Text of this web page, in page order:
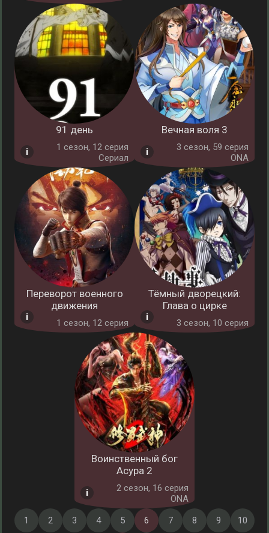
91 день
1 cезон, 12 серия
Сериал
Вечная воля 3
3 cезон, 59 серия
ONA
Переворот военного
движения
1 cезон, 12 серия
Тёмный дворецкий:
Глава о цирке
3 cезон, 10 серия
Воинственный бог
Асура 2
2 cезон, 16 серия
ONA
1
2 3 4 5 6 7 8 9 10